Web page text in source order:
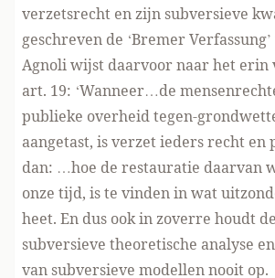
verzetsrecht en zijn subversieve
geschreven de ‘Bremer Verfassung’
Agnoli wijst daarvoor naar het erin
art. 19: ‘Wanneer…de
publieke overheid tegen-
aangetast, is verzet ieders recht
dan: …hoe de restauratie daarvan
onze tijd, is te vinden in wat
heet. En dus ook in zoverre houdt
subversieve theoretische analyse
van subversieve modellen nooit op.